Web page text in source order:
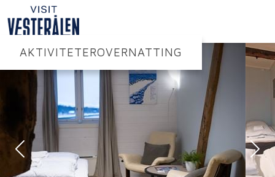
AKTIVITETEROVERNATTING